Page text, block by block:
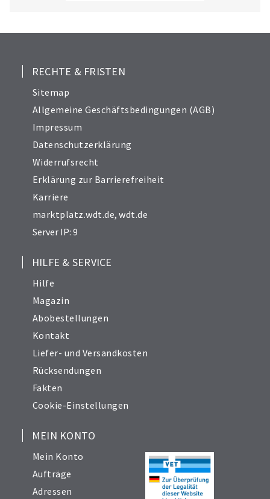
RECHTE & FRISTEN
Sitemap
Allgemeine Geschäftsbedingungen (AGB)
Impressum
Datenschutzerklärung
Widerrufsrecht
Erklärung zur Barrierefreiheit
Karriere
marktplatz.wdt.de,wdt.de
Server IP: 9
HILFE & SERVICE
Hilfe
Magazin
Abobestellungen
Kontakt
Liefer- und Versandkosten
Rücksendungen
Fakten
Cookie-Einstellungen
MEIN KONTO
Mein Konto
Aufträge
Adressen